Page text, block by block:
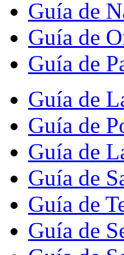
Guía de
Guía de
Guía de
Guía de
Guía de
Guía de
Guía de
Guía de
Guía de